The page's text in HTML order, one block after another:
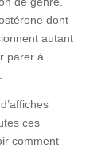
dont
autant
parer à
ces
comment